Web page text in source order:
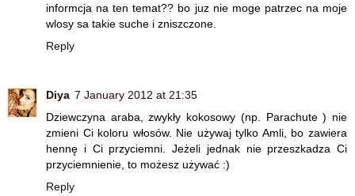
informcja na ten temat?? bo juz nie moge patrzec na moje
wlosy sa takie suche i zniszczone.
Reply
Diya 7 January 2012 at 21:35
Dziewczyna araba, zwykły kokosowy (np. Parachute ) nie
zmieni Ci koloru włosów. Nie używaj tylko Amli, bo zawiera
hennę i Ci przyciemni. Jeżeli jednak nie przeszkadza Ci
przyciemnienie, to możesz używać :)
Reply